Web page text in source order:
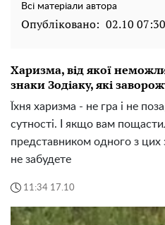
Всі матеріали автора
Опубліковано: 02.10 07:30
Харизма, від якої
знаки Зодіаку, які
Їхня харизма - не гра і не
сутності. І якщо вам
представником одного з цих
не забудете
11:34 17.10